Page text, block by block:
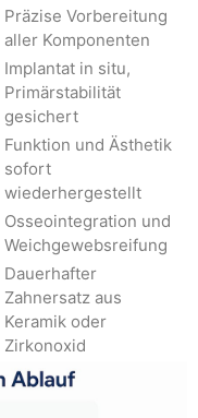
Präzise Vorbereitung
aller Komponenten
Implantat in situ,
Primärstabilität
gesichert
Funktion und Ästhetik
sofort
wiederhergestellt
Osseointegration und
Weichgewebsreifung
Dauerhafter
Zahnersatz aus
Keramik oder
Zirkonoxid